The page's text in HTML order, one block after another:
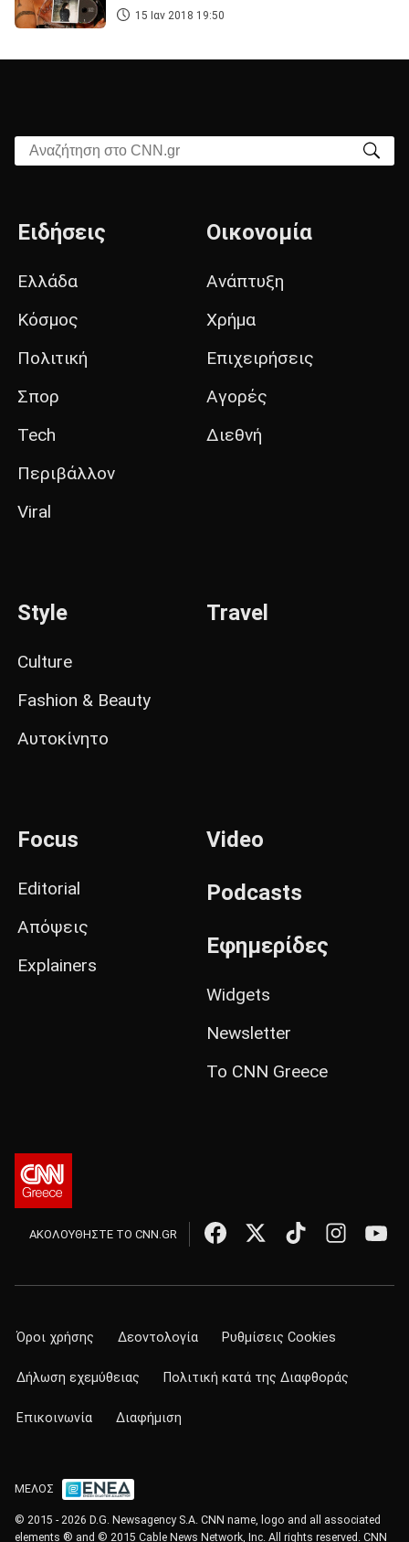
15 Ιαν 2018 19:50
Αναζήτηση στο CNN.gr
Ειδήσεις
Ελλάδα
Κόσμος
Πολιτική
Σπορ
Tech
Περιβάλλον
Viral
Οικονομία
Ανάπτυξη
Χρήμα
Επιχειρήσεις
Αγορές
Διεθνή
Style
Culture
Fashion & Beauty
Αυτοκίνητο
Travel
Focus
Editorial
Απόψεις
Explainers
Video
Podcasts
Εφημερίδες
Widgets
Newsletter
Το CNN Greece
ΑΚΟΛΟΥΘΗΣΤΕ ΤΟ CNN.GR
Όροι χρήσης Δεοντολογία Ρυθμίσεις Cookies
Δήλωση εχεμύθειας Πολιτική κατά της Διαφθοράς
Επικοινωνία Διαφήμιση
ΜΕΛΟΣ
© 2015 - 2026 D.G. Newsagency S.A. CNN name, logo and all associated
elements ® and © 2015 Cable News Network, Inc. All rights reserved. CNN